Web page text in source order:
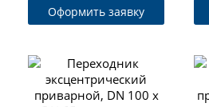
Оформить заявку